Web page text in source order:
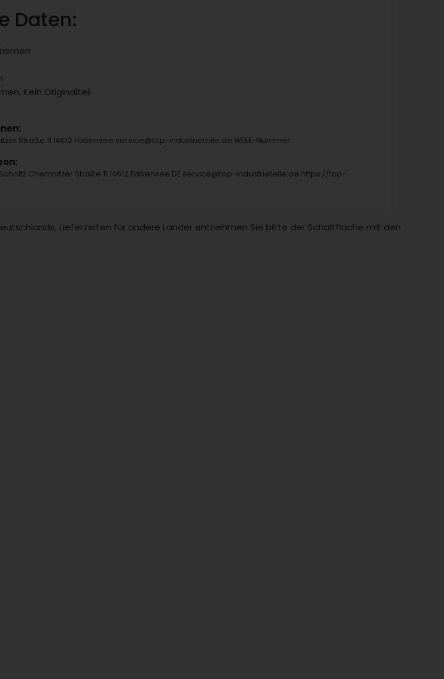
Daten:
Kein Originalteil
Straße 11 14612 Falkensee service@top-industrieteile.de WEEE-Nummer:
Scholtz Chemnitzer Straße 11 14612 Falkensee DE service@top-industrieteile.de https://top-
Lieferzeiten für andere Länder entnehmen Sie bitte der Schaltfläche mit den